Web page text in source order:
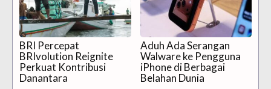
BRI Percepat
BRIvolution Reignite
Perkuat Kontribusi
Danantara
Aduh Ada Serangan
Walware ke Pengguna
iPhone di Berbagai
Belahan Dunia